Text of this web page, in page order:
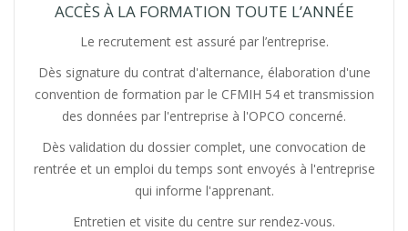
ACCÈS À LA FORMATION TOUTE L’ANNÉE
Le recrutement est assuré par l’entreprise.
Dès signature du contrat d'alternance, élaboration d'une
convention de formation par le CFMIH 54 et transmission
des données par l'entreprise à l'OPCO concerné.
Dès validation du dossier complet, une convocation de
rentrée et un emploi du temps sont envoyés à l'entreprise
qui informe l'apprenant.
Entretien et visite du centre sur rendez-vous.